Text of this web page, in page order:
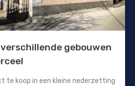
gebouwen
te koop in een kleine nederzetting